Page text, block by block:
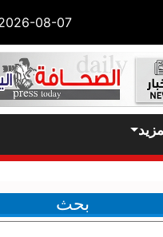
08-07 01:26 AM
بحث